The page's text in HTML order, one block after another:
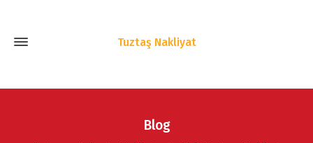
Tuztaş Nakliyat
Blog